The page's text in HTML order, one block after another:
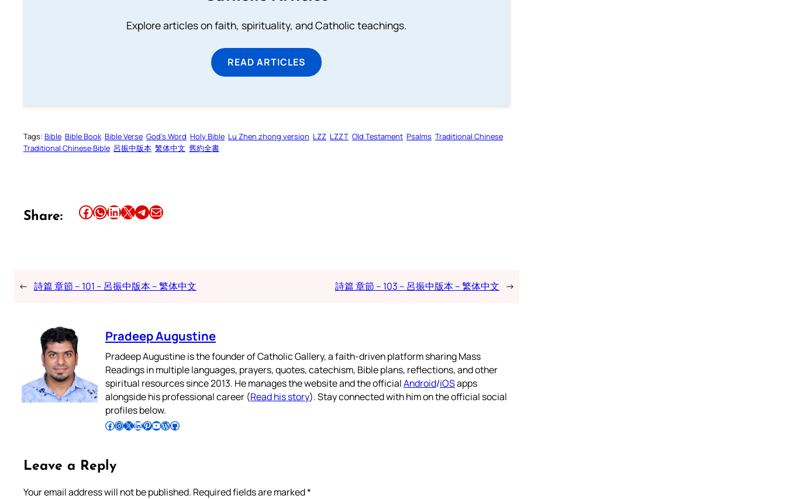
Explore articles on faith, spirituality, and Catholic teachings.
READ ARTICLES
Tags: Bible Bible Book Bible Verse God’s Word Holy Bible Lu Zhen zhong version LZZ LZZT Old Testament Psalms Traditional Chinese
Traditional Chinese Bible 呂振中版本 繁体中文 舊約全書
Share: Share this article on Facebook Share this article on WhatsApp Share this article on LinkedIn Share this article on X Share this article on TelegramEmail this Article
← 詩篇 章節 – 101 – 呂振中版本 – 繁体中文 詩篇 章節 – 103 – 呂振中版本 – 繁体中文 →
Pradeep Augustine
Pradeep Augustine is the founder of Catholic Gallery, a faith-driven platform sharing Mass
Readings in multiple languages, prayers, quotes, catechism, Bible plans, reflections, and other
spiritual resources since 2013. He manages the website and the officialAndroid/iOSapps
alongside his professional career (Read his story). Stay connected with him on the official social
profiles below.
Follow Pradeep on Facebook Follow Pradeep on InstagramFollow Pradeep on X Follow Pradeep on LinkedIn Follow Pradeep on Pinterest Subscribe to Pradeep’s Youtube Channel Follow Pradeep on WordPress Follow Pradeep on GitHub
Leave a Reply
Your email address will not be published. Required fields are marked*